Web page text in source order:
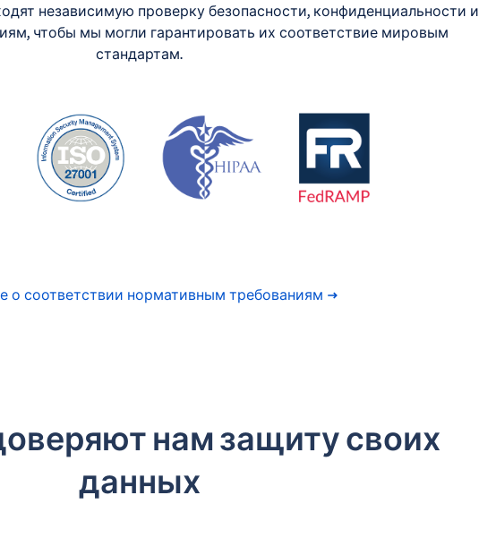
независимую проверку безопасности, конфиденциальности и
чтобы мы могли гарантировать их соответствие мировым
стандартам.
о соответствии нормативным требованиям
нам защиту своих
данных